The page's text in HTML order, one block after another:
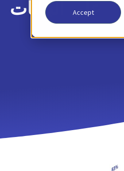
Accept
على البيانات